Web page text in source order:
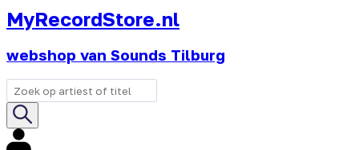
MyRecordStore.nl
webshop van Sounds Tilburg